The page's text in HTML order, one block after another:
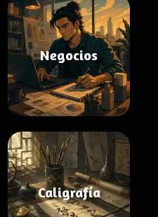
Negocios
Caligrafía